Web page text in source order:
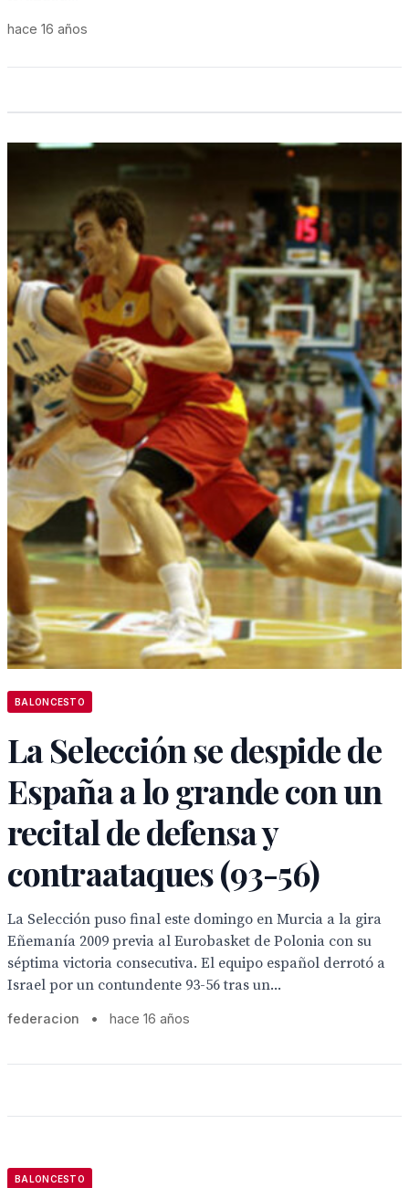
hace 16 años
BALONCESTO
La Selección se despide de
España a lo grande con un
recital de defensa y
contraataques (93-56)
La Selección puso final este domingo en Murcia a la gira
Eñemanía 2009 previa al Eurobasket de Polonia con su
séptima victoria consecutiva. El equipo español derrotó a
Israel por un contundente 93-56 tras un...
federacion • hace 16 años
BALONCESTO